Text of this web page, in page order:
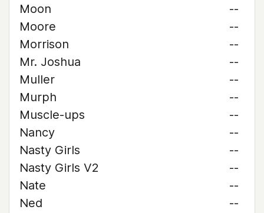
Moon
--
Moore
--
Morrison
--
Mr. Joshua
--
Muller
--
Murph
--
Muscle-ups
--
Nancy
--
Nasty Girls
--
Nasty Girls V2
--
Nate
--
Ned
--